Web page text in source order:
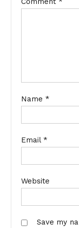
Name *
Email *
Website
Save my